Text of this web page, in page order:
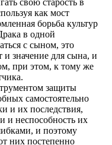
свою старость в
как мост
борьба культур
в одной
с сыном, это
и значение для сына, и
при этом, к тому же
защиты
самостоятельно
и их последствия,
и неспособность их
и поэтому
них постепенно